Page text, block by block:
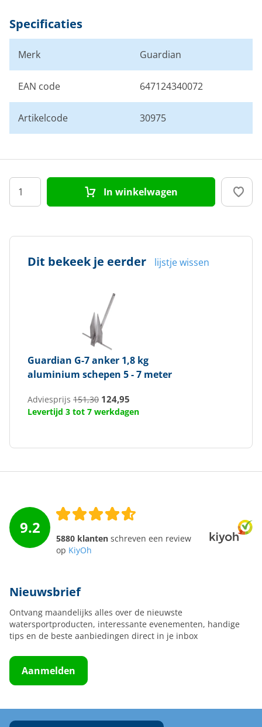
Specificaties
Merk Guardian
EAN code 647124340072
Artikelcode 30975
In winkelwagen
Dit bekeek je eerder lijstje wissen
Guardian G-7 anker 1,8 kg
aluminium schepen 5 - 7 meter
Adviesprijs 151,30 124,95
Levertijd 3 tot 7 werkdagen
9.2
5880 klanten schreven een review
op KiyOh
Nieuwsbrief
Ontvang maandelijks alles over de nieuwste
watersportproducten, interessante evenementen, handige
tips en de beste aanbiedingen direct in je inbox
Aanmelden